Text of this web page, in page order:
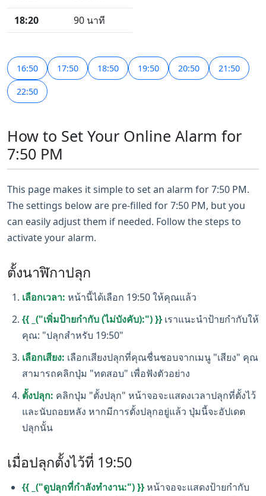
18:20
90 นาที
16:50 17:50 18:50 19:50 20:50 21:50
22:50
How to Set Your Online Alarm for
7:50 PM
This page makes it simple to set an alarm for 7:50 PM.
The settings below are pre-filled for 7:50 PM, but you
can easily adjust them if needed. Follow the steps to
activate your alarm.
ตั้งนาฬิกาปลุก
เลือกเวลา: หน้านี้ได้เลือก 19:50 ให้คุณแล้ว
{{ _("เพิ่มป้ายกำกับ (ไม่บังคับ):") }} เราแนะนำป้ายกำกับให้
คุณ: "ปลุกสำหรับ 19:50"
เลือกเสียง: เลือกเสียงปลุกที่คุณชื่นชอบจากเมนู "เสียง" คุณ
สามารถคลิกปุ่ม "ทดสอบ" เพื่อฟังตัวอย่าง
ตั้งปลุก: คลิกปุ่ม "ตั้งปลุก" หน้าจอจะแสดงเวลาปลุกที่ตั้งไว้
และนับถอยหลัง หากมีการตั้งปลุกอยู่แล้ว ปุ่มนี้จะอัปเดต
ปลุกนั้น
เมื่อปลุกตั้งไว้ที่ 19:50
{{ _("ดูปลุกที่กำลังทำงาน:") }}หน้าจอจะแสดงป้ายกำกับ